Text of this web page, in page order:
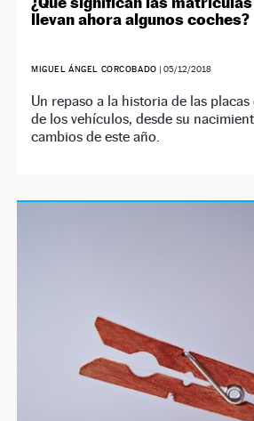
llevan ahora algunos coches?
MIGUEL ÁNGEL CORCOBADO |05/12/2018
Un repaso a la historia de las
de los vehículos, desde su
cambios de este año.